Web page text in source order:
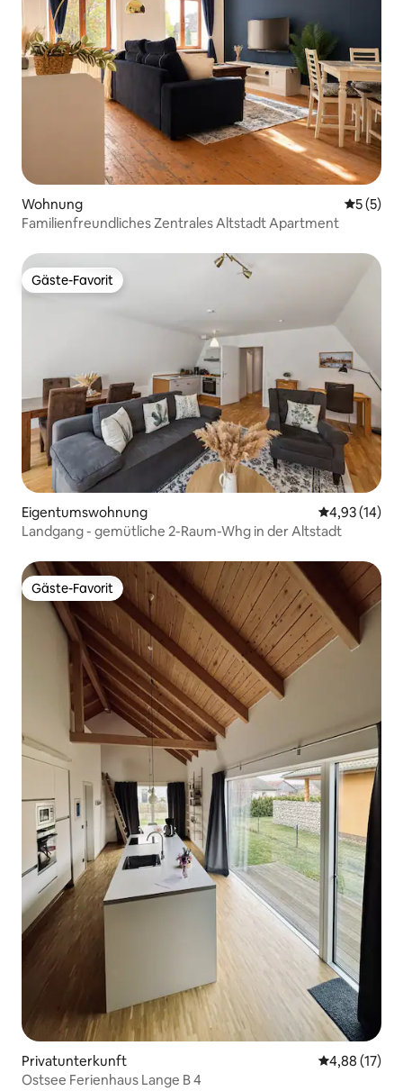
Wohnung
5 (5)
Familienfreundliches Zentrales Altstadt Apartment
Gäste-Favorit
Gäste-Favorit
Eigentumswohnung
4,93 (14)
Landgang - gemütliche 2-Raum-Whg in der Altstadt
Gäste-Favorit
Gäste-Favorit
Privatunterkunft
4,88 (17)
Ostsee Ferienhaus Lange B 4